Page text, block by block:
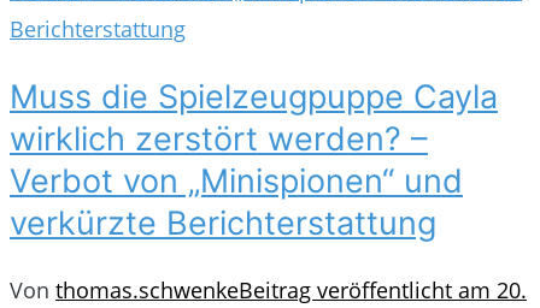
Muss die Spielzeugpuppe Cayla
wirklich zerstört werden? –
Verbot von „Minispionen“ und
verkürzte Berichterstattung
Von thomas.schwenkeBeitrag veröffentlicht am 20.